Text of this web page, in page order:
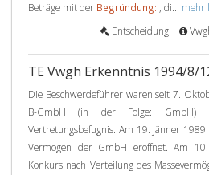
Beträge mit der Begründung: , di... mehr
Entscheidung |
TE Vwgh Erkenntnis 1994/8/
Die Beschwerdeführer waren seit 7.
B-GmbH (in der Folge: GmbH)
Vertretungsbefugnis. Am 19. Jänner
Vermögen der GmbH eröffnet. Am
Konkurs nach Verteilung des